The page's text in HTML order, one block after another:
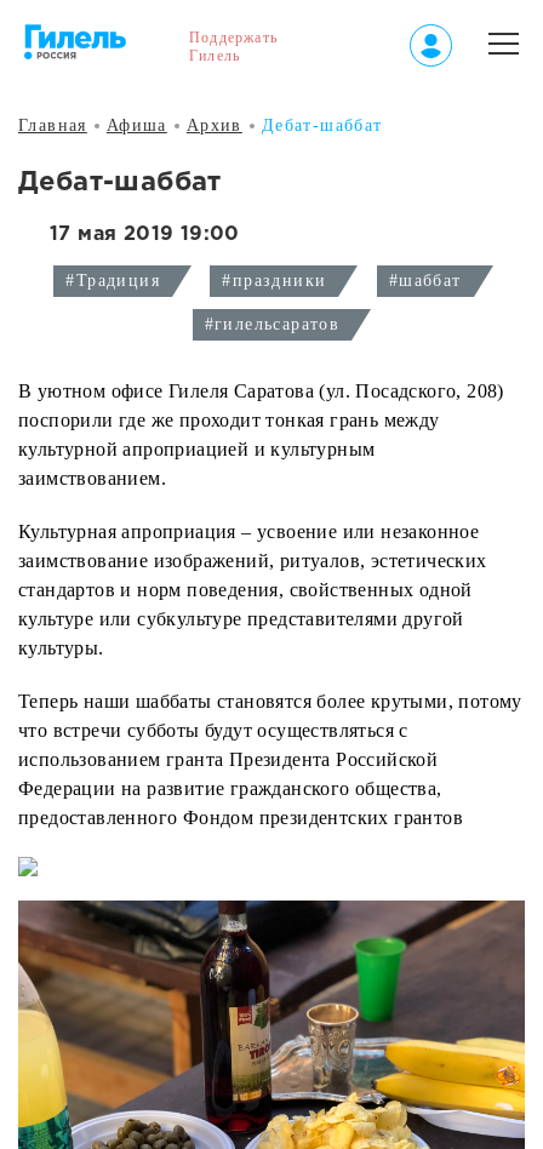
Поддержать
Гилель
Главная Афиша Архив Дебат-шаббат
Дебат-шаббат
17 мая 2019 19:00
#Традиция #праздники #шаббат
#гилельсаратов
В уютном офисе Гилеля Саратова (ул. Посадского, 208)
поспорили где же проходит тонкая грань между
культурной апроприацией и культурным
заимствованием.
Культурная апроприация – усвоение или незаконное
заимствование изображений, ритуалов, эстетических
стандартов и норм поведения, свойственных одной
культуре или субкультуре представителями другой
культуры.
Теперь наши шаббаты становятся более крутыми, потому
что встречи субботы будут осуществляться с
использованием гранта Президента Российской
Федерации на развитие гражданского общества,
предоставленного Фондом президентских грантов